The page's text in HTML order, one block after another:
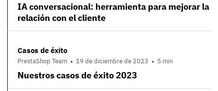
IA conversacional: herramienta para mejorar la
relación con el cliente
Casos de éxito
PrestaShop Team 19 de diciembre de 2023 5 min
Nuestros casos de éxito 2023